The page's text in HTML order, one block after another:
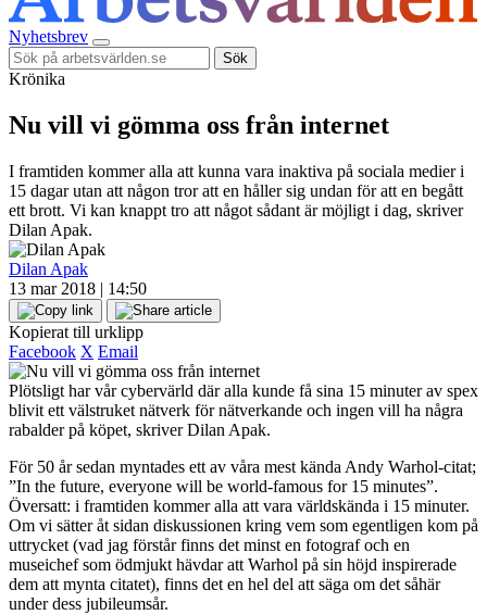
Nyhetsbrev
Sök
Krönika
Nu vill vi gömma oss från internet
I framtiden kommer alla att kunna vara inaktiva på sociala medier i
15 dagar utan att någon tror att en håller sig undan för att en begått
ett brott. Vi kan knappt tro att något sådant är möjligt i dag, skriver
Dilan Apak.
Dilan Apak
13 mar 2018 | 14:50
Kopierat till urklipp
Facebook X Email
Plötsligt har vår cybervärld där alla kunde få sina 15 minuter av spex
blivit ett välstruket nätverk för nätverkande och ingen vill ha några
rabalder på köpet, skriver Dilan Apak.
För 50 år sedan myntades ett av våra mest kända Andy Warhol-citat;
”In the future, everyone will be world-famous for 15 minutes”.
Översatt: i framtiden kommer alla att vara världskända i 15 minuter.
Om vi sätter åt sidan diskussionen kring vem som egentligen kom på
uttrycket (vad jag förstår finns det minst en fotograf och en
museichef som ödmjukt hävdar att Warhol på sin höjd inspirerade
dem att mynta citatet), finns det en hel del att säga om det såhär
under dess jubileumsår.